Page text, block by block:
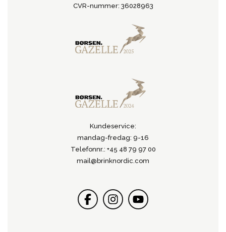
CVR-nummer: 36028963
Kundeservice:
mandag-fredag: 9-16
Telefonnr.: +45 48 79 97 00
mail@brinknordic.com